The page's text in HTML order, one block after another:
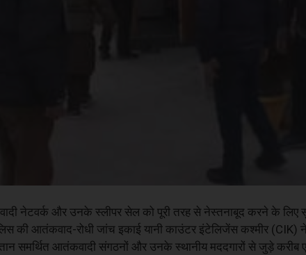
नेटवर्क और उनके स्लीपर सेल को पूरी तरह से नेस्तनाबूद करने के लिए
की आतंकवाद-रोधी जांच इकाई यानी काउंटर इंटेलिजेंस कश्मीर (CIK)
समर्थित आतंकवादी संगठनों और उनके स्थानीय मददगारों से जुड़े